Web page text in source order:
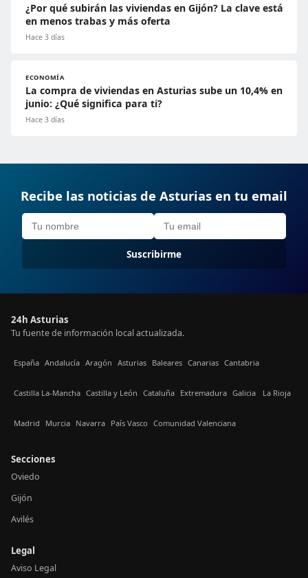
¿Por qué subirán las viviendas en Gijón? La clave está
en menos trabas y más oferta
Hace 3 días
ECONOMÍA
La compra de viviendas en Asturias sube un 10,4% en
junio: ¿Qué significa para ti?
Hace 3 días
Recibe las noticias de Asturias en tu email
Suscribirme
24h Asturias
Tu fuente de información local actualizada.
España Andalucía Aragón Asturias Baleares Canarias Cantabria
Castilla La-Mancha Castilla y León Cataluña Extremadura Galicia La Rioja
Madrid Murcia Navarra País Vasco Comunidad Valenciana
Secciones
Oviedo
Gijón
Avilés
Legal
Aviso Legal